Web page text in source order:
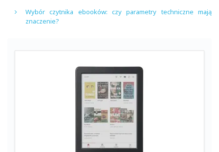
Wybór czytnika ebooków: czy parametry techniczne mają
znaczenie?